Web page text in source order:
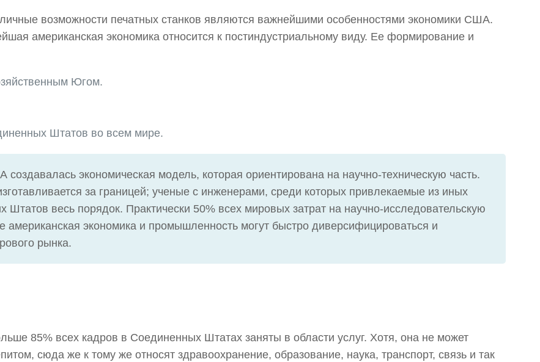
возможности печатных станков являются важнейшими особенностями экономики США.
американская экономика относится к постиндустриальному виду. Ее формирование и
Югом.
Штатов во всем мире.
экономическая модель, которая ориентирована на научно-техническую часть.
за границей; ученые с инженерами, среди которых привлекаемые из иных
весь порядок. Практически 50% всех мировых затрат на научно-исследовательскую
американская экономика и промышленность могут быстро диверсифицироваться и
рынка.
85% всех кадров в Соединенных Штатах заняты в области услуг. Хотя, она не может
сюда же к тому же относят здравоохранение, образование, наука, транспорт, связь и так